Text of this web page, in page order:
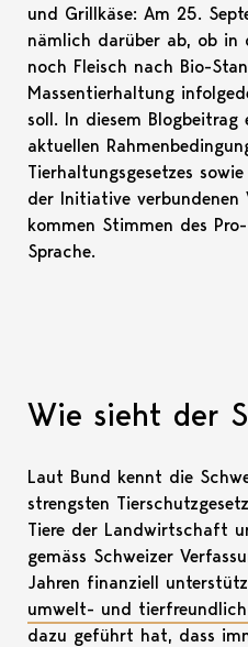
und Grillkäse: Am 25.
nämlich darüber ab, ob in
noch Fleisch nach Bio-
Massentierhaltung
soll. In diesem
aktuellen
Tierhaltungsgesetzes
der Initiative verbundenen
kommen Stimmen des
Sprache.
Wie sieht der
Laut Bund kennt die
strengsten
Tiere der Landwirtschaft
gemäss Schweizer
Jahren finanziell
umwelt- und
dazu geführt hat, dass